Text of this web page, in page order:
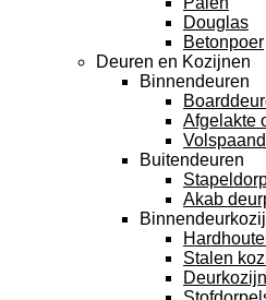
Douglas
Betonpoer
Deuren en Kozijnen
Binnendeuren
Afgelakte
Buitendeuren
Akab
Stalen